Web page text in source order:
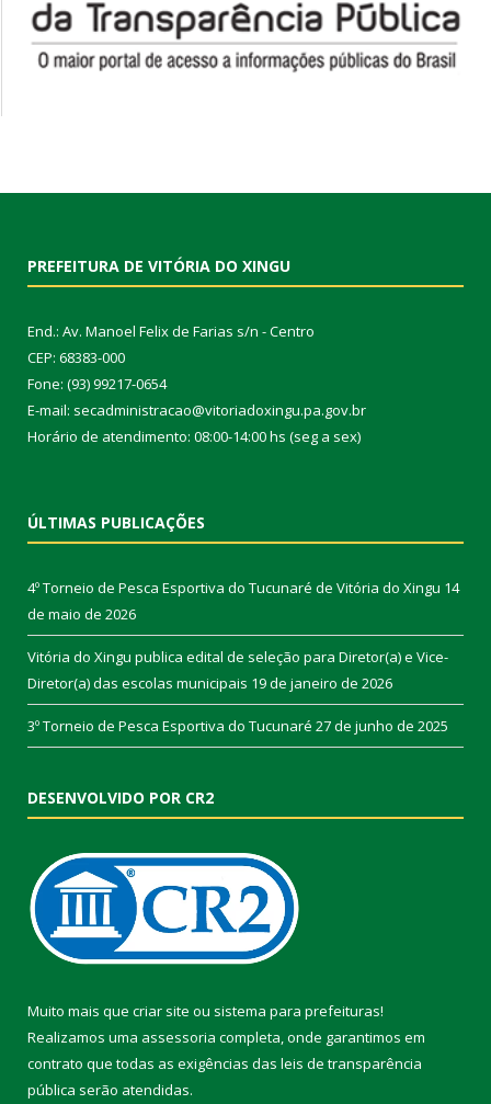
PREFEITURA DE VITÓRIA DO XINGU
End.: Av. Manoel Felix de Farias s/n - Centro
CEP: 68383-000
Fone: (93) 99217-0654
E-mail: secadministracao@vitoriadoxingu.pa.gov.br
Horário de atendimento: 08:00-14:00 hs (seg a sex)
ÚLTIMAS PUBLICAÇÕES
4º Torneio de Pesca Esportiva do Tucunaré de Vitória do Xingu 14
de maio de 2026
Vitória do Xingu publica edital de seleção para Diretor(a) e Vice-
Diretor(a) das escolas municipais 19 de janeiro de 2026
3º Torneio de Pesca Esportiva do Tucunaré 27 de junho de 2025
DESENVOLVIDO POR CR2
Muito mais que criar site ou sistema para prefeituras!
Realizamos uma assessoria completa, onde garantimos em
contrato que todas as exigências das leis de transparência
pública serão atendidas.